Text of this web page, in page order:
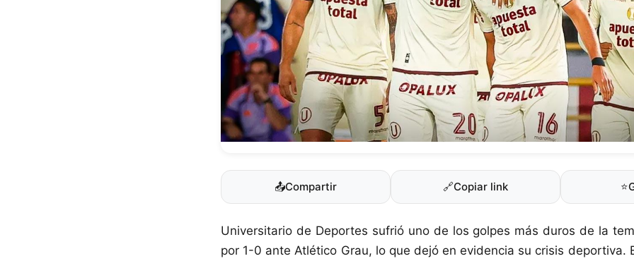
📤Compartir 🔗Copiar link ⭐
Universitario de Deportes sufrió uno de los golpes más duros de la
por 1-0 ante Atlético Grau, lo que dejó en evidencia su crisis deportiva.